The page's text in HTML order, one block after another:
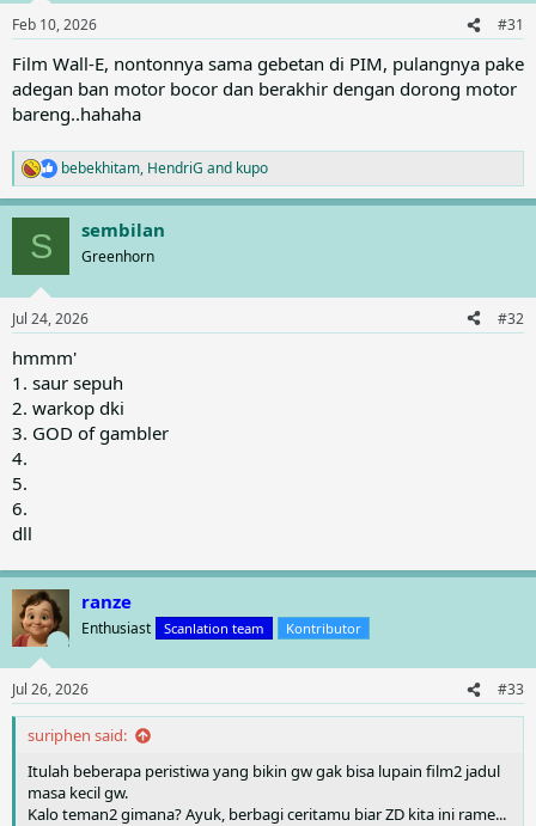
Feb 10, 2026 #31
Film Wall-E, nontonnya sama gebetan di PIM, pulangnya pake
adegan ban motor bocor dan berakhir dengan dorong motor
bareng..hahaha
R
e
a
i
n
s
bebekhitam, HendriG and kupo
S sembilan
Greenhorn
Jul 24, 2026 #32
hmmm'
1. saur sepuh
2. warkop dki
3. GOD of gambler
4.
5.
6.
dll
ranze
Enthusiast Scanlation team Kontributor
Jul 26, 2026 #33
suriphen said:
Itulah beberapa peristiwa yang bikin gw gak bisa lupain film2 jadul
masa kecil gw.
Kalo teman2 gimana? Ayuk, berbagi ceritamu biar ZD kita ini rame...